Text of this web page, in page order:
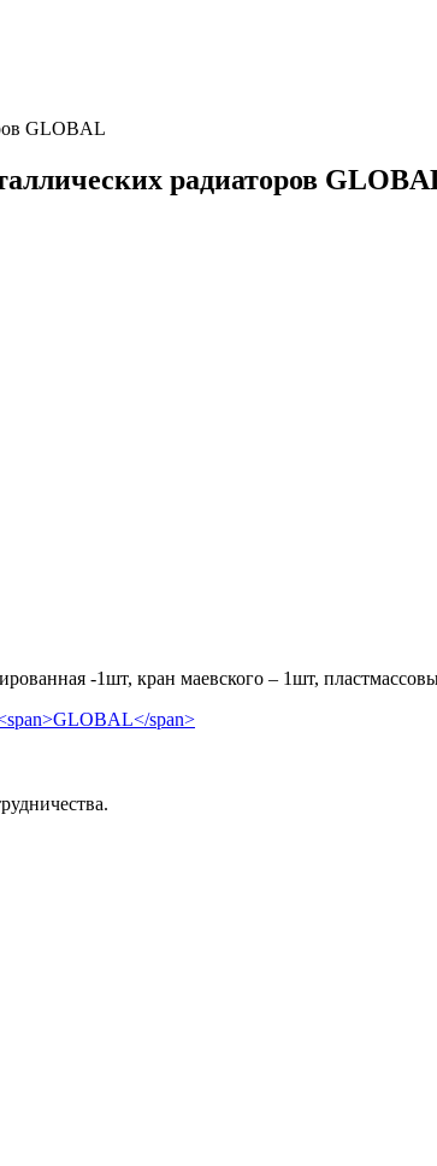
GLOBAL
радиаторов
-1шт, кран маевского – 1шт,